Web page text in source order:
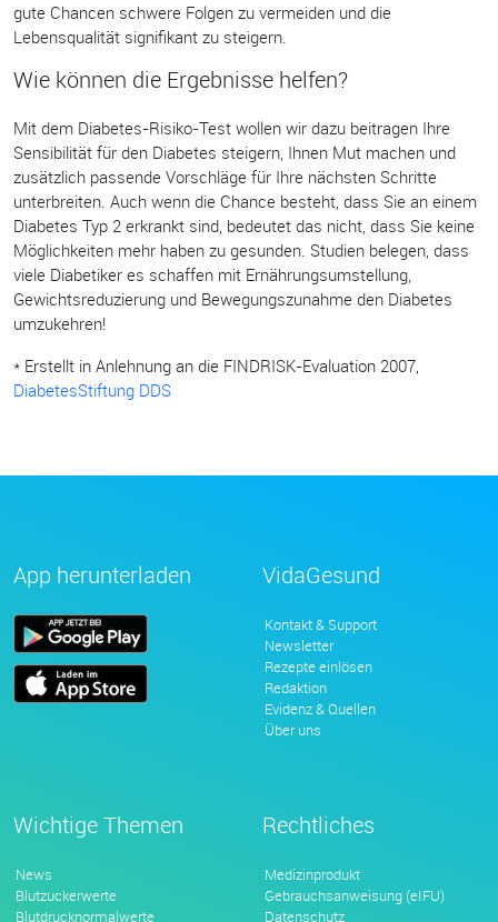
gute Chancen schwere Folgen zu vermeiden und die
Lebensqualität signifikant zu steigern.
Wie können die Ergebnisse helfen?
Mit dem Diabetes-Risiko-Test wollen wir dazu beitragen Ihre
Sensibilität für den Diabetes steigern, Ihnen Mut machen und
zusätzlich passende Vorschläge für Ihre nächsten Schritte
unterbreiten. Auch wenn die Chance besteht, dass Sie an einem
Diabetes Typ 2 erkrankt sind, bedeutet das nicht, dass Sie keine
Möglichkeiten mehr haben zu gesunden. Studien belegen, dass
viele Diabetiker es schaffen mit Ernährungsumstellung,
Gewichtsreduzierung und Bewegungszunahme den Diabetes
umzukehren!
* Erstellt in Anlehnung an die FINDRISK-Evaluation 2007,
DiabetesStiftung DDS
App herunterladen VidaGesund
Kontakt & Support
Newsletter
Rezepte einlösen
Redaktion
Evidenz & Quellen
Über uns
Wichtige Themen
News
Blutzuckerwerte
Blutdrucknormalwerte
Rechtliches
Medizinprodukt
Gebrauchsanweisung (eIFU)
Datenschutz